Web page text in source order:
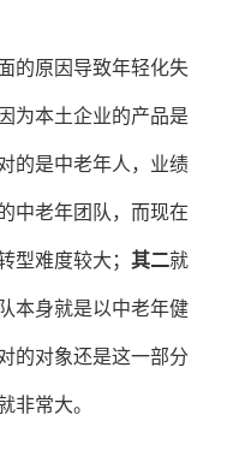
的原因导致年轻化失
为本土企业的产品是
的是中老年人，业绩
中老年团队，而现在
型难度较大； 其二就
本身就是以中老年健
的对象还是这一部分
非常大。